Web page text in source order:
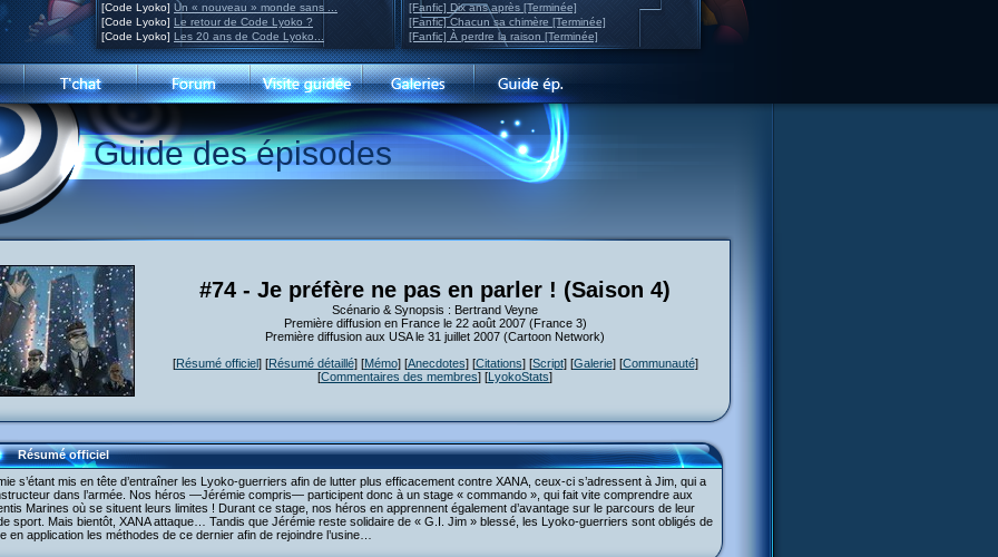
[Code Lyoko] Un « nouveau » monde sans ...
[Code Lyoko] Le retour de Code Lyoko ?
[Code Lyoko] Les 20 ans de Code Lyoko...
[Fanfic] Dix ans après [Terminée]
[Fanfic] Chacun sa chimère [Terminée]
[Fanfic] À perdre la raison [Terminée]
Guide des épisodes
#74 - Je préfère ne pas en parler ! (Saison 4)
Scénario & Synopsis : Bertrand Veyne
Première diffusion en France le 22 août 2007 (France 3)
Première diffusion aux USA le 31 juillet 2007 (Cartoon Network)
[Résumé officiel] [Résumé détaillé] [Mémo] [Anecdotes] [Citations] [Script] [Galerie] [Communauté]
[Commentaires des membres] [LyokoStats]
Résumé officiel
s’étant mis en tête d’entraîner les Lyoko-guerriers afin de lutter plus efficacement contre XANA, ceux-ci s’adressent à Jim, qui a
dans l’armée. Nos héros —Jérémie compris— participent donc à un stage « commando », qui fait vite comprendre aux
Marines où se situent leurs limites ! Durant ce stage, nos héros en apprennent également d’avantage sur le parcours de leur
sport. Mais bientôt, XANA attaque… Tandis que Jérémie reste solidaire de « G.I. Jim » blessé, les Lyoko-guerriers sont obligés de
en application les méthodes de ce dernier afin de rejoindre l’usine…